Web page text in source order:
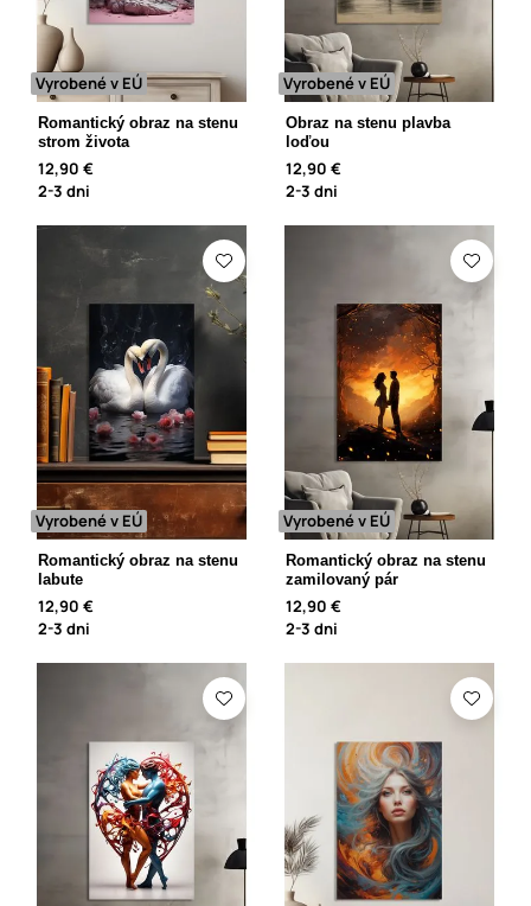
Vyrobené v EÚ
Romantický obraz na stenu
strom života
12,90 €
2-3 dni
Vyrobené v EÚ
Obraz na stenu plavba
loďou
12,90 €
2-3 dni
Vyrobené v EÚ
Romantický obraz na stenu
labute
12,90 €
2-3 dni
Vyrobené v EÚ
Romantický obraz na stenu
zamilovaný pár
12,90 €
2-3 dni